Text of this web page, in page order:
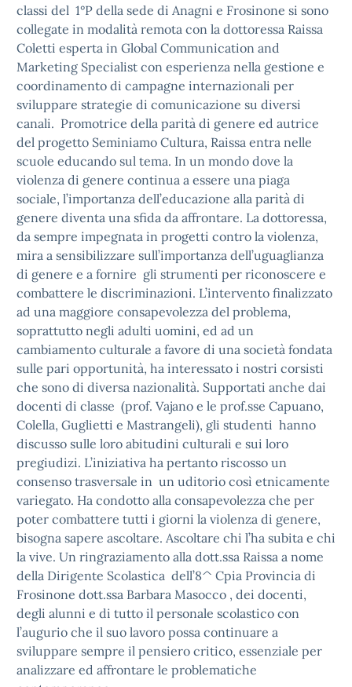
classi del 1°P della sede di Anagni e Frosinone si sono
collegate in modalità remota con la dottoressa Raissa
Coletti esperta in Global Communication and
Marketing Specialist con esperienza nella gestione e
coordinamento di campagne internazionali per
sviluppare strategie di comunicazione su diversi
canali. Promotrice della parità di genere ed autrice
del progetto Seminiamo Cultura, Raissa entra nelle
scuole educando sul tema. In un mondo dove la
violenza di genere continua a essere una piaga
sociale, l’importanza dell’educazione alla parità di
genere diventa una sfida da affrontare. La dottoressa,
da sempre impegnata in progetti contro la violenza,
mira a sensibilizzare sull’importanza dell’uguaglianza
di genere e a fornire gli strumenti per riconoscere e
combattere le discriminazioni. L’intervento finalizzato
ad una maggiore consapevolezza del problema,
soprattutto negli adulti uomini, ed ad un
cambiamento culturale a favore di una società fondata
sulle pari opportunità, ha interessato i nostri corsisti
che sono di diversa nazionalità. Supportati anche dai
docenti di classe (prof. Vajano e le prof.sse Capuano,
Colella, Guglietti e Mastrangeli), gli studenti hanno
discusso sulle loro abitudini culturali e sui loro
pregiudizi. L’iniziativa ha pertanto riscosso un
consenso trasversale in un uditorio così etnicamente
variegato. Ha condotto alla consapevolezza che per
poter combattere tutti i giorni la violenza di genere,
bisogna sapere ascoltare. Ascoltare chi l’ha subita e chi
la vive. Un ringraziamento alla dott.ssa Raissa a nome
della Dirigente Scolastica dell’8^ Cpia Provincia di
Frosinone dott.ssa Barbara Masocco , dei docenti,
degli alunni e di tutto il personale scolastico con
l’augurio che il suo lavoro possa continuare a
sviluppare sempre il pensiero critico, essenziale per
analizzare ed affrontare le problematiche